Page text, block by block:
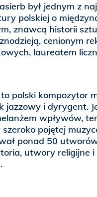
był jednym z
polskiej o
znawcą historii
cenionym
laureatem
to polski kompozytor
jazzowy i dyrygent.
wpływów,
pojętej
ponad 50
utwory religijne